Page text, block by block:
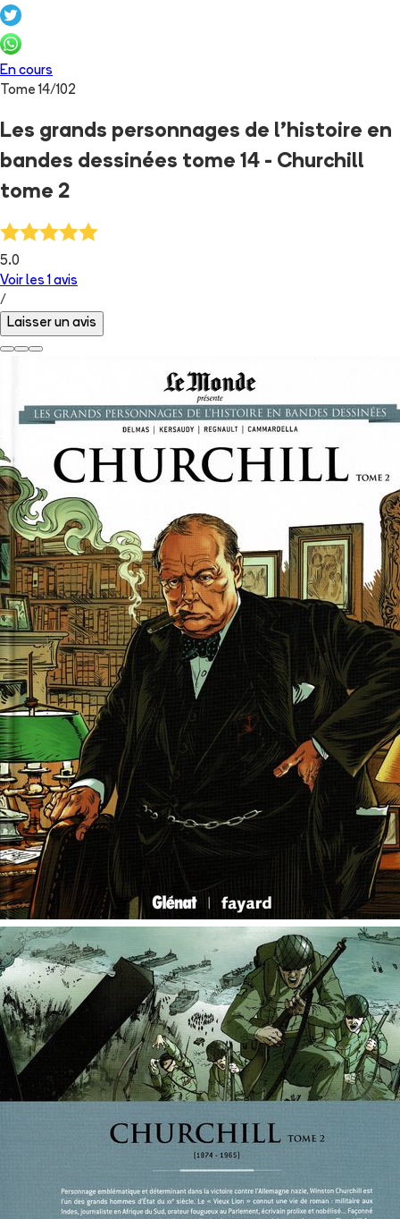
En cours
Tome14/102
Les grands personnages de l’histoire en
bandes dessinées tome 14 - Churchill
tome 2
5.0
Voir les 1 avis
/
Laisser un avis